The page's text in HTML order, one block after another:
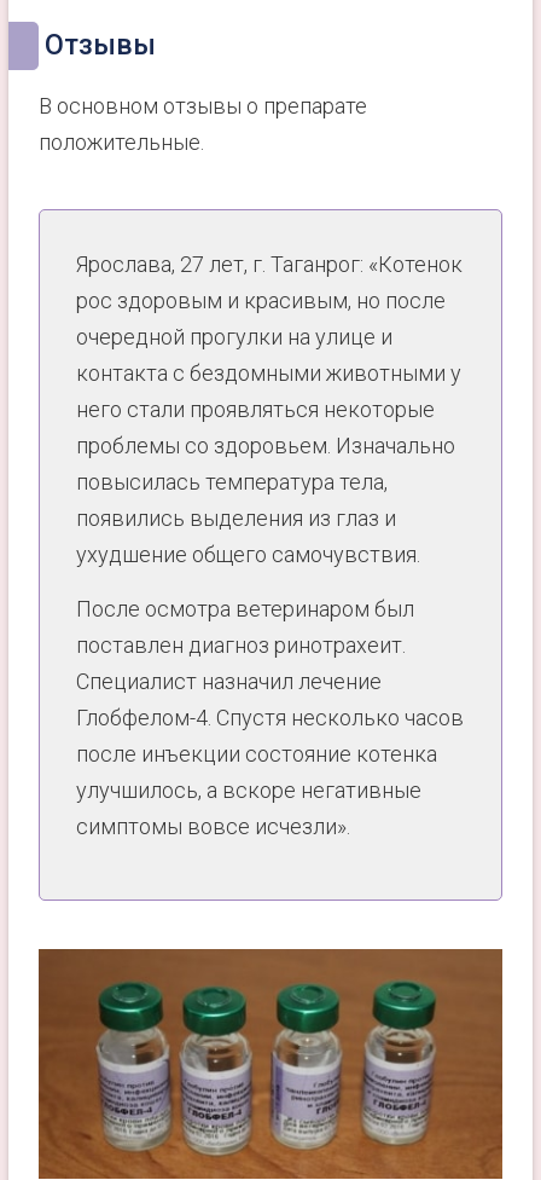
Отзывы
В основном отзывы о препарате
положительные.
Ярослава, 27 лет, г. Таганрог: «Котенок
рос здоровым и красивым, но после
очередной прогулки на улице и
контакта с бездомными животными у
него стали проявляться некоторые
проблемы со здоровьем. Изначально
повысилась температура тела,
появились выделения из глаз и
ухудшение общего самочувствия.
После осмотра ветеринаром был
поставлен диагноз ринотрахеит.
Специалист назначил лечение
Глобфелом-4. Спустя несколько часов
после инъекции состояние котенка
улучшилось, а вскоре негативные
симптомы вовсе исчезли».